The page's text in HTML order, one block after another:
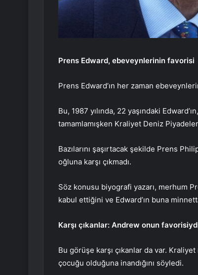
Prens Edward, ebeveynlerinin favorisi
Prens Edward’ın her zaman
Bu, 1987 yılında, 22 yaşındaki
tamamlamışken Kraliyet Deniz
Bazılarını şaşırtacak şekilde Prens
oğluna karşı çıkmadı.
Söz konusu biyografi yazarı, merhum
kabul ettiğini ve Edward’ın buna
Karşı çıkanlar: Andrew onun
Bu görüşe karşı çıkanlar da var.
çocuğu olduğuna inandığını söyledi.